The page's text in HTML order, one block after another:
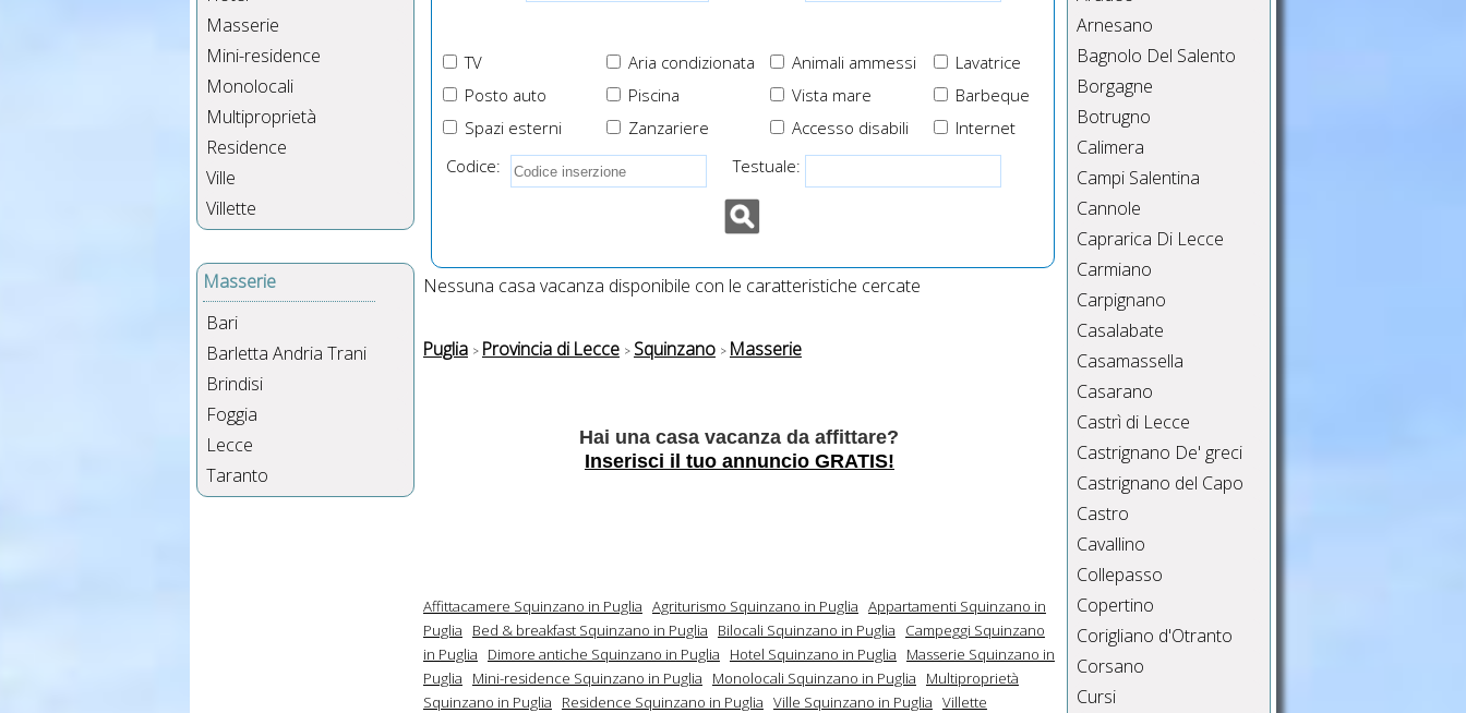
Masserie
Mini-residence
Monolocali
Multiproprietà
Residence
Ville
Villette
Masserie
Bari
Barletta Andria Trani
Brindisi
Foggia
Lecce
Taranto
TV Aria condizionata Animali ammessi
Lavatrice
Posto auto
Piscina Vista mare
Barbeque
Spazi esterni
Zanzariere Internet
Accesso disabili
Codice:
Testuale:
Nessuna casa vacanza disponibile con le caratteristiche cercate
Puglia Provincia di Lecce Squinzano Masserie
Hai una casa vacanza da affittare?
Inserisci il tuo annuncio GRATIS!
Affittacamere Squinzano in Puglia Agriturismo Squinzano in Puglia Appartamenti Squinzano in
Puglia
Bed & breakfast Squinzano in Puglia Bilocali Squinzano in Puglia
Campeggi Squinzano
in Puglia
Dimore antiche Squinzano in Puglia Hotel Squinzano in Puglia
Masserie Squinzano in
Puglia
Mini-residence Squinzano in Puglia Monolocali Squinzano in Puglia
Multiproprietà
Squinzano in Puglia
Residence Squinzano in Puglia Ville Squinzano in Puglia Villette
Arnesano
Bagnolo Del Salento
Borgagne
Botrugno
Calimera
Campi Salentina
Cannole
Caprarica Di Lecce
Carmiano
Carpignano
Casalabate
Casamassella
Casarano
Castrì di Lecce
Castrignano De' greci
Castrignano del Capo
Castro
Cavallino
Collepasso
Copertino
Corigliano d'Otranto
Corsano
Cursi